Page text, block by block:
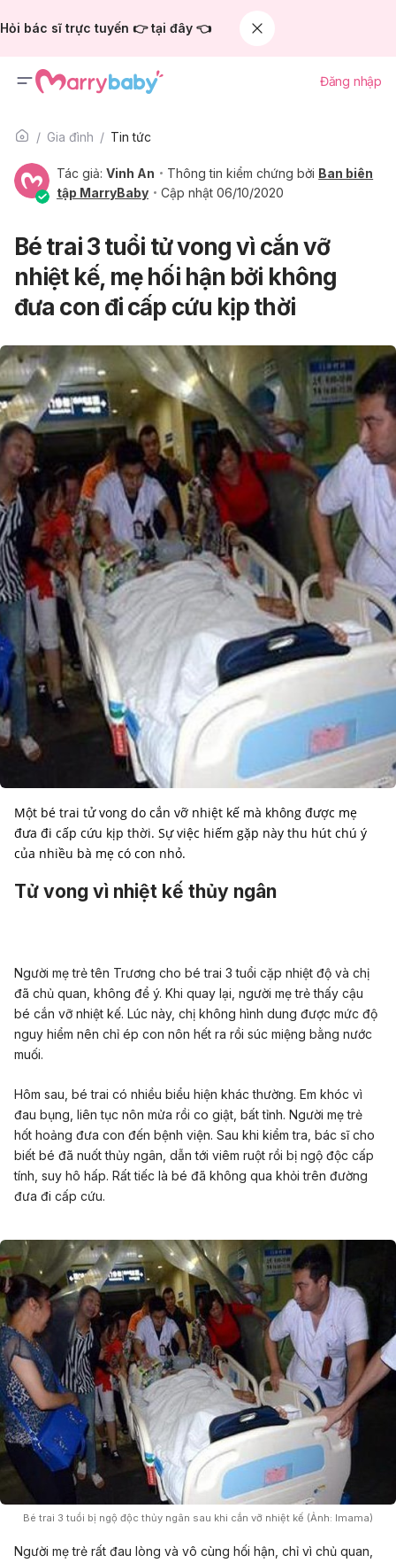
Hỏi bác sĩ trực tuyến 👉 tại đây 👈
Đăng nhập
Gia đình Tin tức
Tác giả: Vinh An Thông tin kiểm chứng bởi Ban biên
tập MarryBaby
Cập nhật 06/10/2020
Bé trai 3 tuổi tử vong vì cắn vỡ
nhiệt kế, mẹ hối hận bởi không
đưa con đi cấp cứu kịp thời
Một bé trai tử vong do cắn vỡ nhiệt kế mà không được mẹ
đưa đi cấp cứu kịp thời. Sự việc hiếm gặp này thu hút chú ý
của nhiều bà mẹ có con nhỏ.
Tử vong vì nhiệt kế thủy ngân
Người mẹ trẻ tên Trương cho bé trai 3 tuổi cặp nhiệt độ và chị
đã chủ quan, không để ý. Khi quay lại, người mẹ trẻ thấy cậu
bé cắn vỡ nhiệt kế. Lúc này, chị không hình dung được mức độ
nguy hiểm nên chỉ ép con nôn hết ra rồi súc miệng bằng nước
muối.
Hôm sau, bé trai có nhiều biểu hiện khác thường. Em khóc vì
đau bụng, liên tục nôn mửa rồi co giật, bất tỉnh. Người mẹ trẻ
hốt hoảng đưa con đến bệnh viện. Sau khi kiểm tra, bác sĩ cho
biết bé đã nuốt thủy ngân, dẫn tới viêm ruột rồi bị ngộ độc cấp
tính, suy hô hấp. Rất tiếc là bé đã không qua khỏi trên đường
đưa đi cấp cứu.
Bé trai 3 tuổi bị ngộ độc thủy ngân sau khi cắn vỡ nhiệt kế (Ảnh: Imama)
Người mẹ trẻ rất đau lòng và vô cùng hối hận, chỉ vì chủ quan,